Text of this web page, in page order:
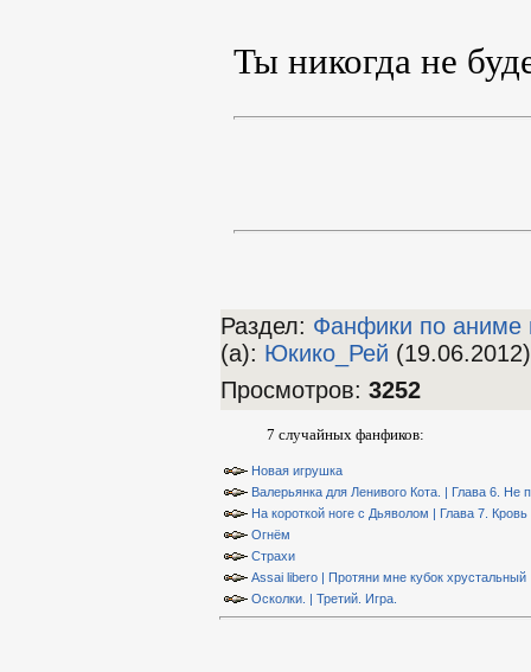
Ты никогда не
Раздел: Фанфики по аниме
(а): Юкико_Рей (19.06.2012)
Просмотров: 3252
7 случайных фанфиков:
Новая игрушка
Валерьянка для Ленивого Кота. | Глава 6. Не
На короткой ноге с Дьяволом | Глава 7.
Огнём
Страхи
Assai libero | Протяни мне кубок хрустальный
Осколки. | Третий. Игра.